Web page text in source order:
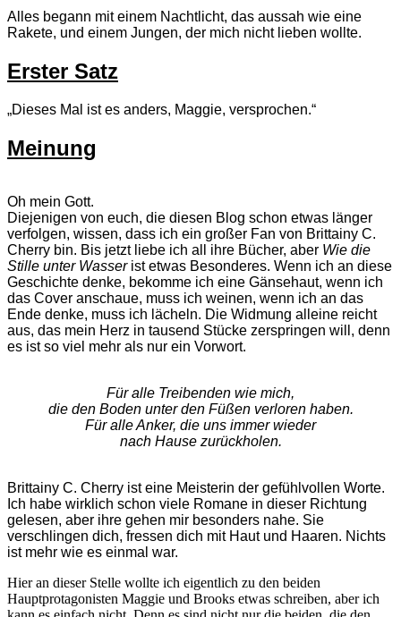
Alles begann mit einem Nachtlicht, das aussah wie eine
Rakete, und einem Jungen, der mich nicht lieben wollte.
Erster Satz
„Dieses Mal ist es anders, Maggie, versprochen.“
Meinung
Oh mein Gott.
Diejenigen von euch, die diesen Blog schon etwas länger
verfolgen, wissen, dass ich ein großer Fan von Brittainy C.
Cherry bin. Bis jetzt liebe ich all ihre Bücher, aber Wie die
Stille unter Wasserist etwas Besonderes. Wenn ich an diese
Geschichte denke, bekomme ich eine Gänsehaut, wenn ich
das Cover anschaue, muss ich weinen, wenn ich an das
Ende denke, muss ich lächeln. Die Widmung alleine reicht
aus, das mein Herz in tausend Stücke zerspringen will, denn
es ist so viel mehr als nur ein Vorwort.
Für alle Treibenden wie mich,
die den Boden unter den Füßen verloren haben.
Für alle Anker, die uns immer wieder
nach Hause zurückholen.
Brittainy C. Cherry ist eine Meisterin der gefühlvollen Worte.
Ich habe wirklich schon viele Romane in dieser Richtung
gelesen, aber ihre gehen mir besonders nahe. Sie
verschlingen dich, fressen dich mit Haut und Haaren. Nichts
ist mehr wie es einmal war.
Hier an dieser Stelle wollte ich eigentlich zu den beiden
Hauptprotagonisten Maggie und Brooks etwas schreiben, aber ich